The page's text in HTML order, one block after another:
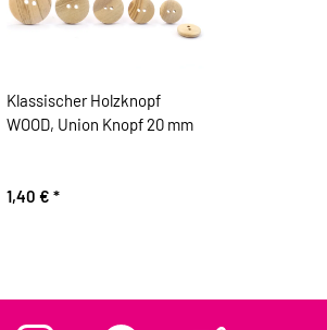
Klassischer Holzknopf
WOOD, Union Knopf 20 mm
1,40 € *